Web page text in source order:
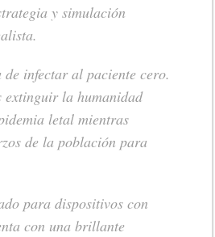
y simulación
de infectar al paciente cero.
extinguir la humanidad
letal mientras
de la población para
para dispositivos con
con una brillante